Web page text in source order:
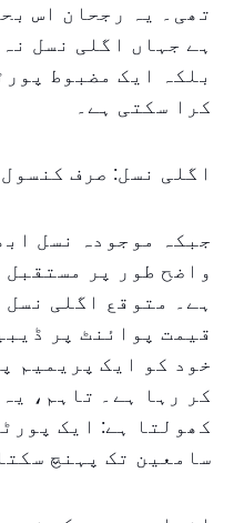
تھی۔ یہ رجحان اس
ہے جہاں اگلی نسل
بلکہ ایک مضبوط
کرا سکتی ہے۔
اگلی نسل: صرف کنسول
جبکہ موجودہ نسل
واضح طور پر
ہے۔ متوقع اگلی
قیمت پوائنٹ پر
خود کو ایک پریمیم
کر رہا ہے۔ تاہم،
کھولتا ہے: ایک
سامعین تک پہنچ